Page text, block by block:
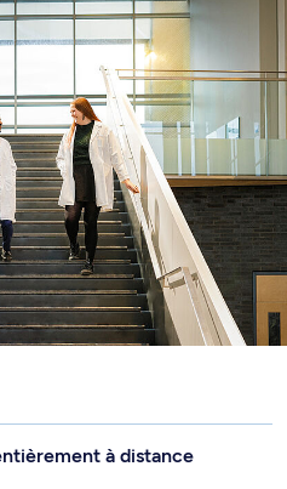
les patients et patientes
et d'autoprise en charge
votre expertise spécifique
global des personnes
de santé, en
professionnelles et
du système de santé
dans la relation
à distance